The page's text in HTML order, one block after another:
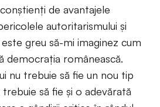
de avantajele
autoritarismului și
greu să-mi imaginez cum
democrația românească.
nu trebuie să fie un nou tip
să fie și o adevărată